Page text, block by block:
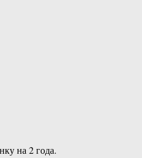
на 2 года.